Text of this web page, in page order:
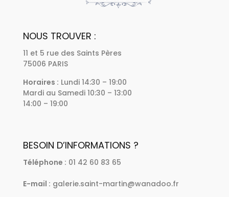
NOUS TROUVER :
11 et 5 rue des Saints Pères
75006 PARIS
Horaires : Lundi 14:30 – 19:00
Mardi au Samedi 10:30 – 13:00
14:00 – 19:00
BESOIN D’INFORMATIONS ?
Téléphone : 01 42 60 83 65
E-mail : galerie.saint-martin@wanadoo.fr